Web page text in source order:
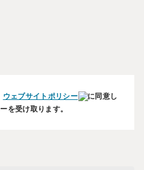
ウェブサイトポリシー
に同意し
を受け取ります。